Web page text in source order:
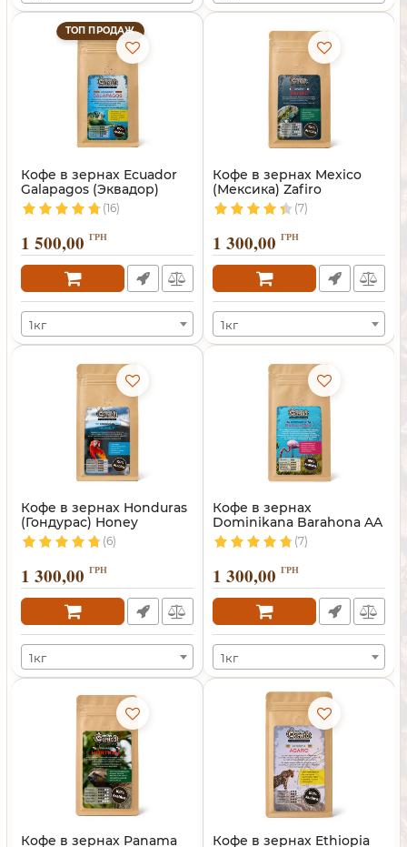
ТОП ПРОДАЖ
Кофе в зернах Ecuador
Galapagos (Эквадор)
(16)
1 500,00 ГРН
1кг
Кофе в зернах Mexico
(Мексика) Zafiro
(7)
1 300,00 ГРН
1кг
Кофе в зернах Honduras
(Гондурас) Honey
(6)
1 300,00 ГРН
1кг
Кофе в зернах
Dominikana Barahona AA
(Доминикана)
(7)
1 300,00 ГРН
1кг
Кофе в зернах Panama Кофе в зернах Ethiopia